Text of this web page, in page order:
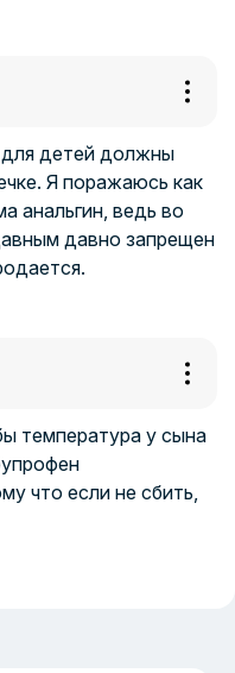
детей должны
Я поражаюсь как
анальгин, ведь во
давно запрещен
температура у сына
что если не сбить,